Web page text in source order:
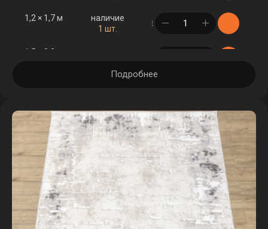
1,2 × 1,7 м
наличие
1 шт.
в корзине
1,5 × 2,3 м
2 × 3 м
наличие
479 шт.
в корзине
2,5 × 3,5 м
наличие
101 шт.
в корзине
2,5 × 4 м
наличие
1 шт.
в корзине
2,5 × 5 м
наличие
Подробнее